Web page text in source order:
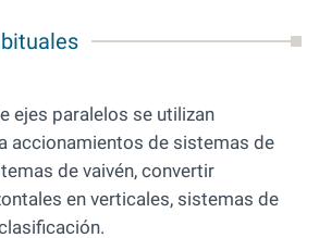
ejes paralelos se utilizan
accionamientos de sistemas de
de vaivén, convertir
en verticales, sistemas de